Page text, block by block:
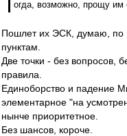
огда, возможно, прощу
Пошлет их ЭСК, думаю, по
пунктам.
Две точки - без вопросов,
правила.
Единоборство и падение
элементарное "на
нынче приоритетное.
Без шансов, короче.